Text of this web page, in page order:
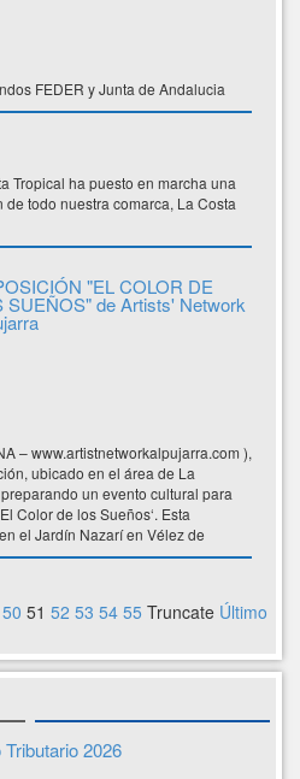
FEDER y Junta de Andalucia
Tropical ha puesto en marcha una
todo nuestra comarca, La Costa
"EL COLOR DE
SUEÑOS" de Artists' Network
– www.artistnetworkalpujarra.com ),
ubicado en el área de La
un evento cultural para
Color de los Sueños‘. Esta
el Jardín Nazarí en Vélez de
al 24 de marzo de 2019.En la
50 51 52 53 54 55 Truncate Último
2026